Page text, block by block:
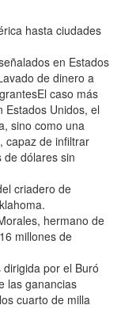
hasta ciudades
en Estados
de dinero a
caso más
Estados Unidos, el
sino como una
capaz de infiltrar
de dólares sin
criadero de
hermano de
millones de
por el Buró
las ganancias
cuarto de milla